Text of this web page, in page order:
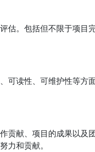
估。包括但不限于项目
可读性、可维护性等方
贡献、项目的成果以及
力和贡献。